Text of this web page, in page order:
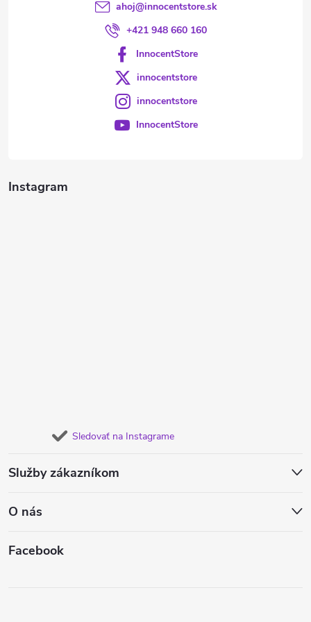
Instagram
Sledovať na Instagrame
Služby zákazníkom
O nás
Facebook
ahoj@innocentstore.sk
+421 948 660 160
InnocentStore
innocentstore
innocentstore
InnocentStore